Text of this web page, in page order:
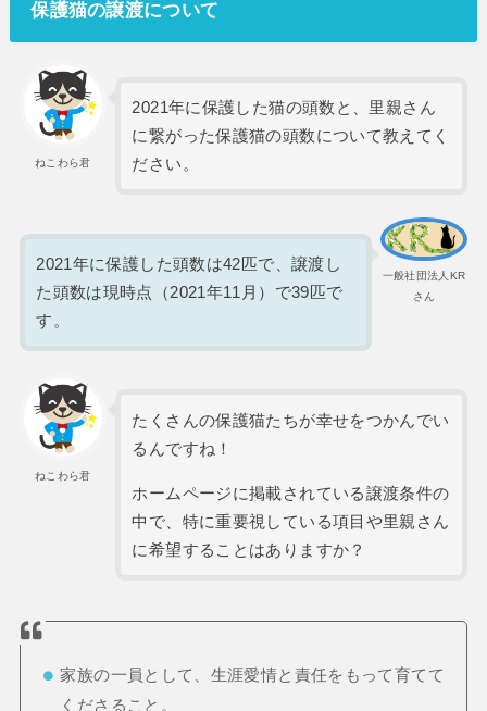
保護猫の譲渡について
ねこわら君
2021年に保護した猫の頭数と、里親さん
に繋がった保護猫の頭数について教えてく
ださい。
一般社団法人KR
さん
2021年に保護した頭数は42匹で、譲渡し
た頭数は現時点（2021年11月）で39匹で
す。
ねこわら君
たくさんの保護猫たちが幸せをつかんでい
るんですね！
ホームページに掲載されている譲渡条件の
中で、特に重要視している項目や里親さん
に希望することはありますか？
家族の一員として、生涯愛情と責任をもって育てて
くださること。